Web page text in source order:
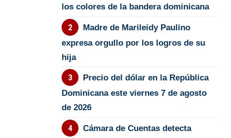
los colores de la bandera dominicana
Madre de Marileidy Paulino
expresa orgullo por los logros de su
hija
Precio del dólar en la República
Dominicana este viernes 7 de agosto
de 2026
Cámara de Cuentas detecta